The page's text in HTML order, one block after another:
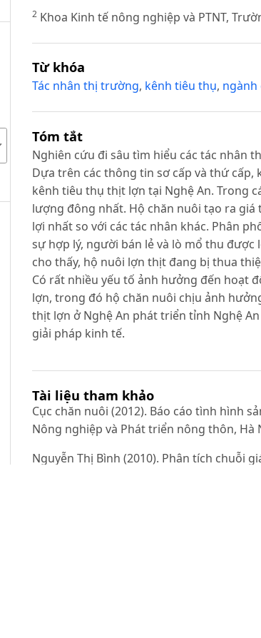
2Khoa Kinh tế nông nghiệp và PTNT,
Từ khóa
Tác nhân thị trường, kênh tiêu thụ, ngành
Tóm tắt
Nghiên cứu đi sâu tìm hiểu các tác nhân
Dựa trên các thông tin sơ cấp và thứ
kênh tiêu thụ thịt lợn tại Nghệ An. Trong
lượng đông nhất. Hộ chăn nuôi tạo ra
lợi nhất so với các tác nhân khác. Phân
sự hợp lý, người bán lẻ và lò mổ thu được
cho thấy, hộ nuôi lợn thịt đang bị thua
Có rất nhiều yếu tố ảnh hưởng đến hoạt
lợn, trong đó hộ chăn nuôi chịu ảnh
thịt lợn ở Nghệ An phát triển tỉnh Nghệ
giải pháp kinh tế.
Tài liệu tham khảo
Cục chăn nuôi (2012). Báo cáo tình hình
Nông nghiệp và Phát triển nông thôn, Hà
Nguyễn Thị Bình (2010). Phân tích chuỗi